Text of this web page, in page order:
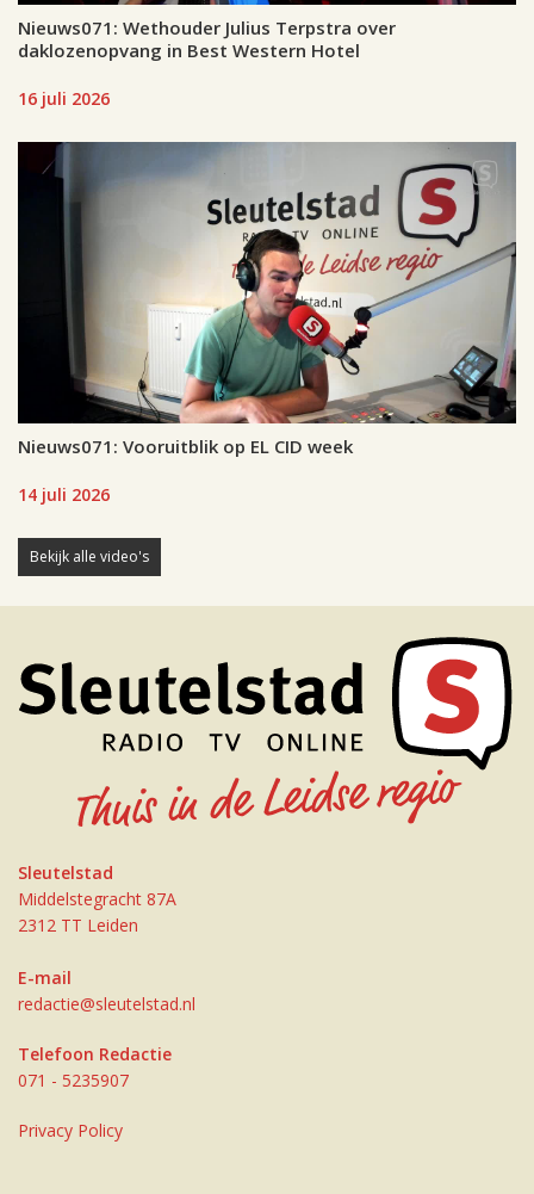
Nieuws071: Wethouder Julius Terpstra over
daklozenopvang in Best Western Hotel
16 juli 2026
Nieuws071: Vooruitblik op EL CID week
14 juli 2026
Bekijk alle video's
Sleutelstad
Middelstegracht 87A
2312 TT Leiden
E-mail
redactie@sleutelstad.nl
Telefoon Redactie
071 - 5235907
Privacy Policy